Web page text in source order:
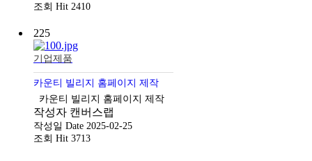
조회 Hit 2410
225
기업제품
카운티 빌리지 홈페이지 제작
카운티 빌리지 홈페이지 제작
작성자 캔버스랩
작성일 Date 2025-02-25
조회 Hit 3713